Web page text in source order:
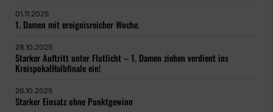
01.11.2025
1. Damen mit ereignisreicher Woche.
28.10.2025
Starker Auftritt unter Flutlicht – 1. Damen ziehen verdient ins
KreispokalHalbfinale ein!
26.10.2025
Starker Einsatz ohne Punktgewinn